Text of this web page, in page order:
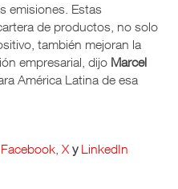
emisiones. Estas
de productos, no solo
también mejoran la
empresarial, dijo Marcel
América Latina de esa
Facebook X y LinkedIn